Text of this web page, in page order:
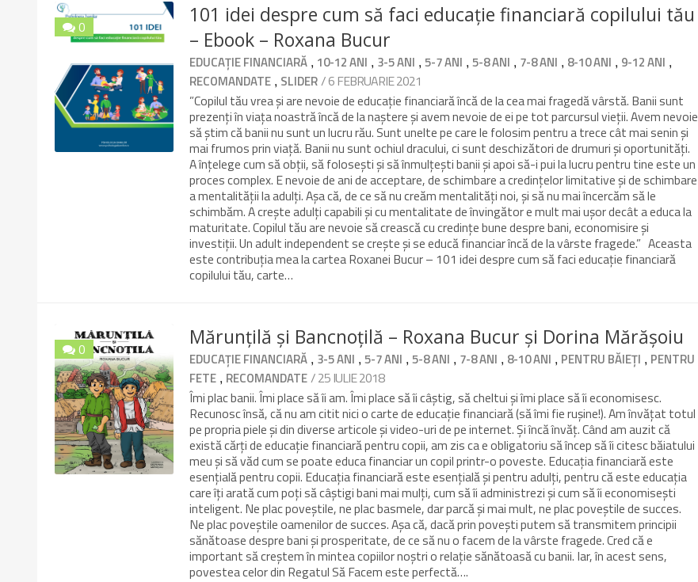
0
10/10
101 idei despre cum să faci educație financiară copilului tău
– Ebook – Roxana Bucur
EDUCAȚIE FINANCIARĂ , 10-12 ANI , 3-5 ANI ,5-7 ANI ,5-8 ANI , 7-8 ANI , 8-10 ANI , 9-12 ANI ,
RECOMANDATE , SLIDER/ 6 FEBRUARIE 2021
”Copilul tău vrea și are nevoie de educație financiară încă de la cea mai fragedă vârstă. Banii sunt
prezenți în viața noastră încă de la naștere și avem nevoie de ei pe tot parcursul vieții. Avem nevoie
să știm că banii nu sunt un lucru rău. Sunt unelte pe care le folosim pentru a trece cât mai senin și
mai frumos prin viață. Banii nu sunt ochiul dracului, ci sunt deschizători de drumuri și oportunități.
A înțelege cum să obții, să folosești și să înmulțești banii și apoi să-i pui la lucru pentru tine este un
proces complex. E nevoie de ani de acceptare, de schimbare a credințelor limitative și de schimbare
a mentalității la adulți. Așa că, de ce să nu creăm mentalități noi, și să nu mai încercăm să le
schimbăm. A crește adulți capabili și cu mentalitate de învingător e mult mai ușor decât a educa la
maturitate. Copilul tău are nevoie să crească cu credințe bune despre bani, economisire și
investiții. Un adult independent se crește și se educă financiar încă de la vârste fragede.” Aceasta
este contribuția mea la cartea Roxanei Bucur – 101 idei despre cum să faci educație financiară
copilului tău, carte…
0
9.8/10
Mărunțilă și Bancnoțilă – Roxana Bucur și Dorina Mărășoiu
EDUCAȚIE FINANCIARĂ , 3-5 ANI ,5-7 ANI ,5-8 ANI , 7-8 ANI , 8-10 ANI , PENTRU BĂIEȚI , PENTRU
FETE , RECOMANDATE/ 25 IULIE 2018
Îmi plac banii. Îmi place să îi am. Îmi place să îi câștig, să cheltui și îmi place să îi economisesc.
Recunosc însă, că nu am citit nici o carte de educație financiară (să îmi fie rușine!). Am învățat totul
pe propria piele și din diverse articole și video-uri de pe internet. Și încă învăț. Când am auzit că
există cărți de educație financiară pentru copii, am zis ca e obligatoriu să încep să îi citesc băiatului
meu și să văd cum se poate educa financiar un copil printr-o poveste. Educația financiară este
esențială pentru copii. Educația financiară este esențială și pentru adulți, pentru că este educația
care îți arată cum poți să câștigi bani mai mulți, cum să îi administrezi și cum să îi economisești
inteligent. Ne plac poveștile, ne plac basmele, dar parcă și mai mult, ne plac poveștile de succes.
Ne plac poveștile oamenilor de succes. Așa că, dacă prin povești putem să transmitem principii
sănătoase despre bani și prosperitate, de ce să nu o facem de la vârste fragede. Cred că e
important să creștem în mintea copiilor noștri o relație sănătoasă cu banii. Iar, în acest sens,
povestea celor din Regatul Să Facem este perfectă….